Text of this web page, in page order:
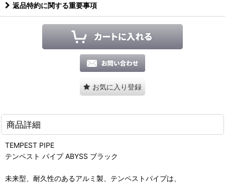
返品特約に関する重要事項
お気に入り登録
商品詳細
TEMPEST PIPE
テンペスト パイプ ABYSS ブラック
未来型、耐久性のあるアルミ製、テンペストパイプは、